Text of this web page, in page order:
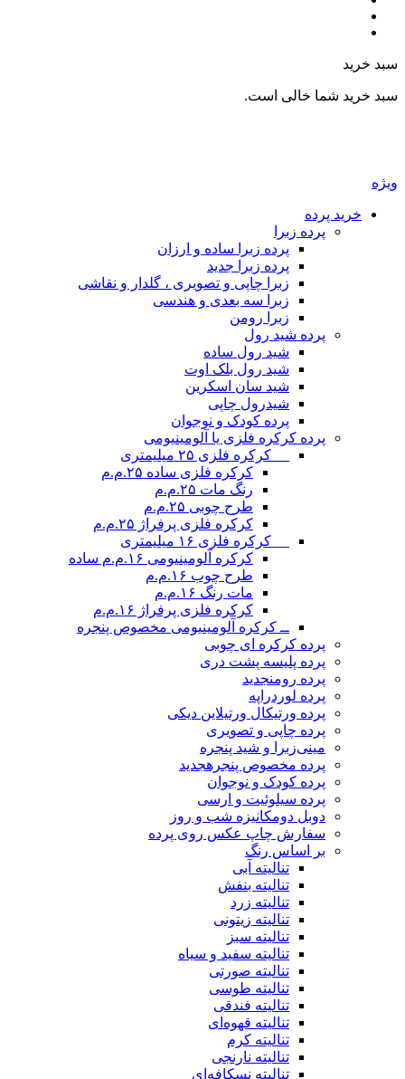
سبد خرید
سبد خرید شما خالی است.
ویژه
خرید پرده
پرده زبرا
پرده زبرا ساده و ارزان
پرده زبرا جدید
زبرا چاپی و تصویری ، گلدار و نقاشی
زبرا سه بعدی و هندسی
زبرا رومن
پرده شید رول
شید رول ساده
شید رول بلک اوت
شید سان اسکرین
شیدرول چاپی
پرده کودک و نوجوان
پرده کرکره فلزی یا آلومینیومی
__ کرکره فلزی ۲۵ میلیمتری
کرکره فلزی ساده ۲۵.م.م
رنگ مات ۲۵.م.م
طرح چوبی ۲۵.م.م
کرکره فلزی پرفراژ ۲۵.م.م
__ کرکره فلزی ۱۶ میلیمتری
کرکره آلومینیومی ۱۶.م.م ساده
طرح چوب ۱۶.م.م
مات رنگ ۱۶.م.م
کرکره فلزی پرفراژ ۱۶.م.م
ــ کرکره آلومینیومی مخصوص پنجره
پرده کرکره ای چوبی
پرده پلیسه پشت دری
پرده رومنجدید
پرده لوردراپه
پرده ورتیکال ورتیلاین دیکی
پرده چاپی و تصویری
مینی‌زبرا و شید پنجره
پرده مخصوص پنجرهجدید
پرده کودک و نوجوان
پرده سیلوئیت و ارسی
دوبل دومکانیزه شب و روز
سفارش چاپ عکس روی پرده
بر اساس رنگ
تنالیته آبی
تنالیته بنفش
تنالیته زرد
تنالیته زیتونی
تنالیته سبز
تنالیته سفید و سیاه
تنالیته صورتی
تنالیته طوسی
تنالیته فندقی
تنالیته قهوه‌ای
تنالیته کرم
تنالیته نارنجی
تنالیته نسکافه‌ای